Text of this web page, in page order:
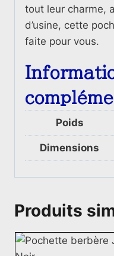
tout leur charme,
d’usine, cette
faite pour vous.
Poids
Dimensions
Produits